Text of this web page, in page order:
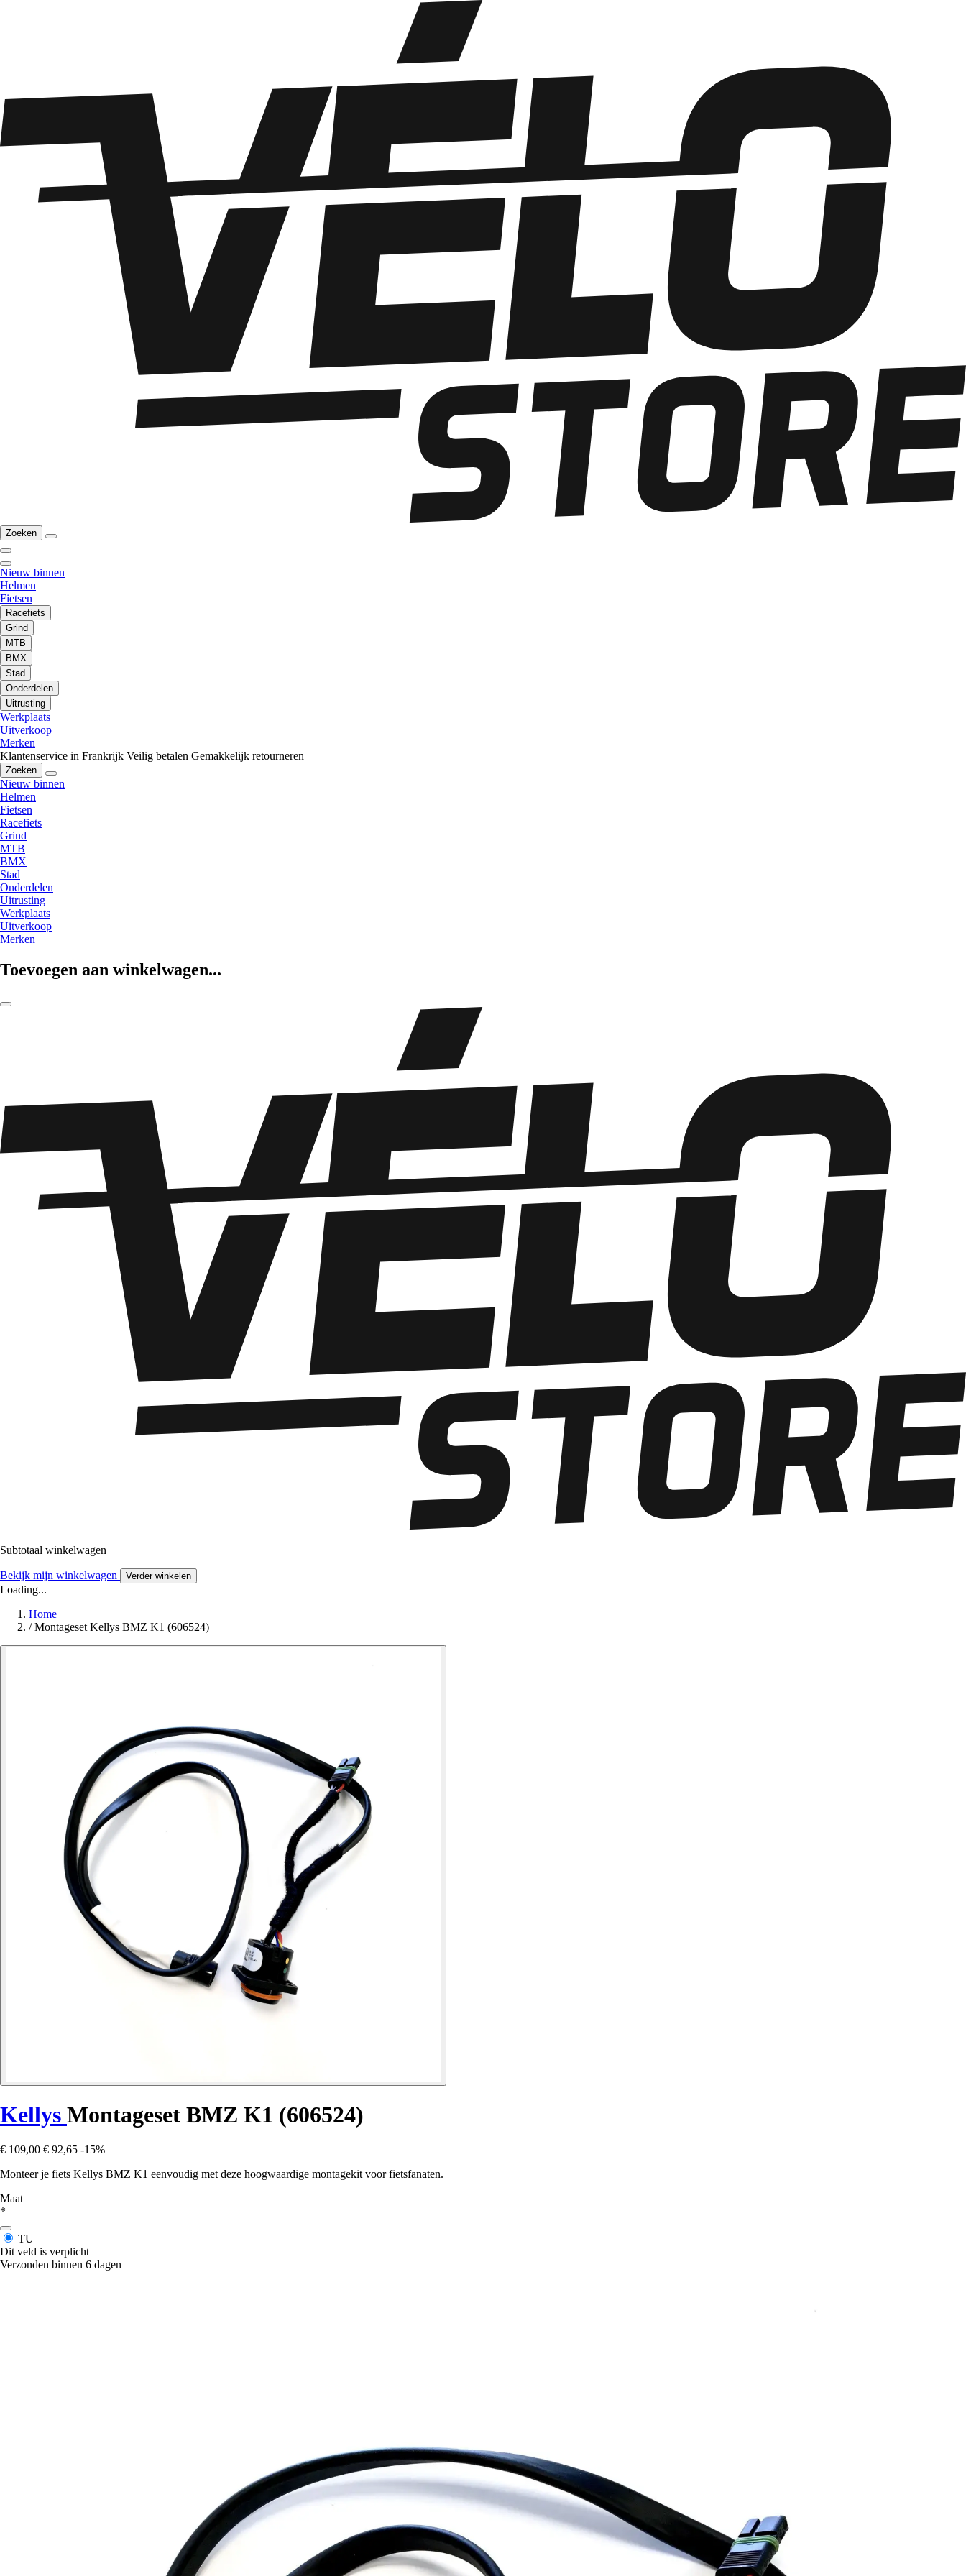
Zoeken
Nieuw binnen
Helmen
Fietsen
Racefiets
Grind
MTB
BMX
Stad
Onderdelen
Uitrusting
Werkplaats
Uitverkoop
Merken
Klantenservice in Frankrijk Veilig betalen Gemakkelijk retourneren
Zoeken
Nieuw binnen
Helmen
Fietsen
Racefiets
Grind
MTB
BMX
Stad
Onderdelen
Uitrusting
Werkplaats
Uitverkoop
Merken
Toevoegen aan winkelwagen...
Subtotaal winkelwagen
Bekijk mijn winkelwagen Verder winkelen
Loading...
Home
/ Montageset Kellys BMZ K1 (606524)
Kellys Montageset BMZ K1 (606524)
€ 109,00 € 92,65 -15%
Monteer je fiets Kellys BMZ K1 eenvoudig met deze hoogwaardige montagekit voor fietsfanaten.
Maat
*
TU
Dit veld is verplicht
Verzonden binnen 6 dagen